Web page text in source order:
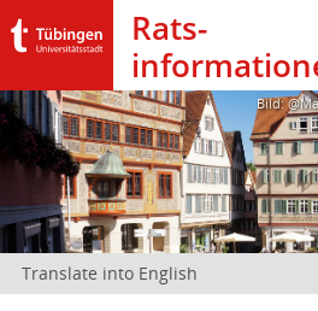
Rats­
Bild:
Translate into English